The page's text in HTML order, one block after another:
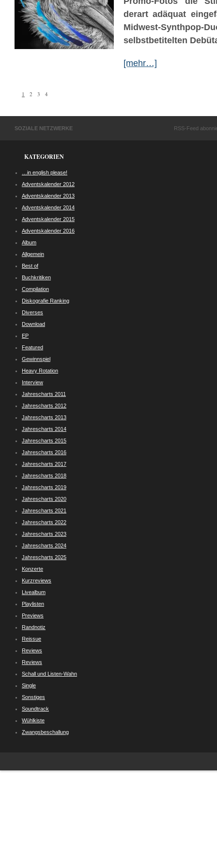
derart adäquat
Midwest-Synthpop-
selbstbetitelten
[mehr…]
1 2 3 4
SOZIALE NETZWERKE RSS-Feed
KATEGORIEN
…in english please!
Adventskalender 2012
Adventskalender 2013
Adventskalender 2014
Adventskalender 2015
Adventskalender 2016
Album
Allgemein
Best of
Buchkritiken
Compilation
Diskografie Ranking
Diverses
Download
EP
Featured
Gewinnspiel
Heavy Rotation
Interview
Jahrescharts 2011
Jahrescharts 2012
Jahrescharts 2013
Jahrescharts 2014
Jahrescharts 2015
Jahrescharts 2016
Jahrescharts 2017
Jahrescharts 2018
Jahrescharts 2019
Jahrescharts 2020
Jahrescharts 2021
Jahrescharts 2022
Jahrescharts 2023
Jahrescharts 2024
Jahrescharts 2025
Konzerte
Kurzreviews
Livealbum
Playlisten
Previews
Randnotiz
Reissue
Reviews
Reviews
Schall und Listen-Wahn
Single
Sonstiges
Soundtrack
Wühlkiste
Zwangsbeschallung